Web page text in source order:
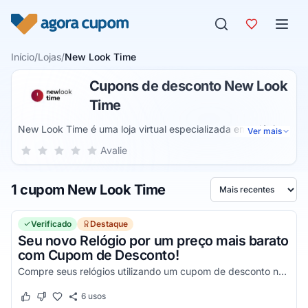
Início/Lojas/New Look Time
Cupons de desconto New Look
Time
New Look Time é uma loja virtual especializada em relógios
para o público masculino e feminino. A lista de produtos
assim como relógios com pulseira de aço, de couro, de
Ver mais
Sua nota para New Look Time, de 1 a 5 estrelas
5 estrelas
4 estrelas
3 estrelas
2 estrelas
1 estrela Avalie
1 cupom New Look Time Ordenar por
Verificado Destaque
Seu novo Relógio por um preço mais barato
com Cupom de Desconto!
Compre seus relógios utilizando um cupom de desconto na New Look Time e economize agora!
Este cupom funcionou
Este cupom não funcionou
6usos